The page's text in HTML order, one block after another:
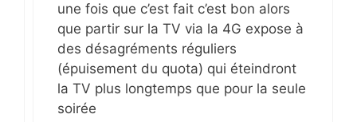
une fois que c’est fait c’est bon alors
que partir sur la TV via la 4G expose à
des désagréments réguliers
(épuisement du quota) qui éteindront
la TV plus longtemps que pour la seule
soirée